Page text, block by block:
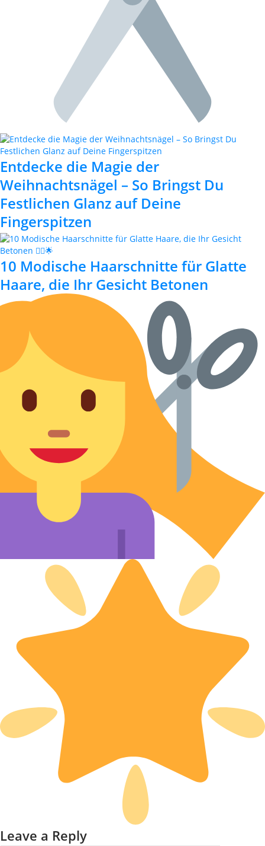
Entdecke die Magie der
Weihnachtsnägel – So Bringst Du
Festlichen Glanz auf Deine
Fingerspitzen
10 Modische Haarschnitte für Glatte
Haare, die Ihr Gesicht Betonen
Leave a Reply